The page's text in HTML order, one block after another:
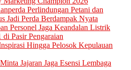
Perlindungan Petani dan
Jadi Perda Berdampak Nyata
Personel Jaga Keandalan Listrik
Pasir Pengaraian
Hingga Pelosok Kepulauan
Jajaran Jaga Esensi Lembaga